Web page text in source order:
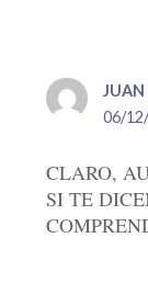
JUAN
06/
CLARO,
SI TE